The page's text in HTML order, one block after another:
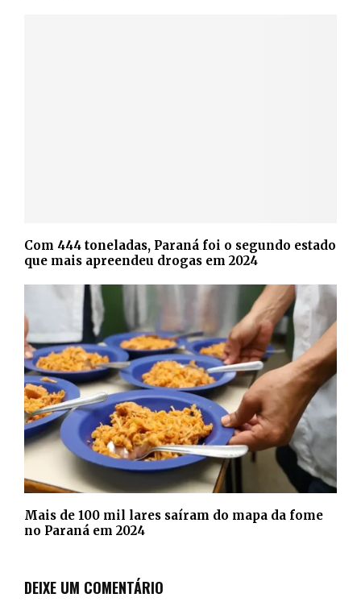
Com 444 toneladas, Paraná foi o segundo estado
que mais apreendeu drogas em 2024
Mais de 100 mil lares saíram do mapa da fome
no Paraná em 2024
DEIXE UM COMENTÁRIO